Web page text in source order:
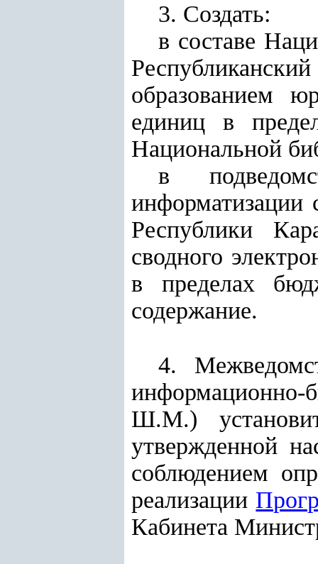
3. Создать:
в составе
образованием
единиц в
Национальной
в
информатизации
Республики
сводного
в пределах
содержание.
4.
Ш.М.)
утвержденной
соблюдением
реализации
Кабинета